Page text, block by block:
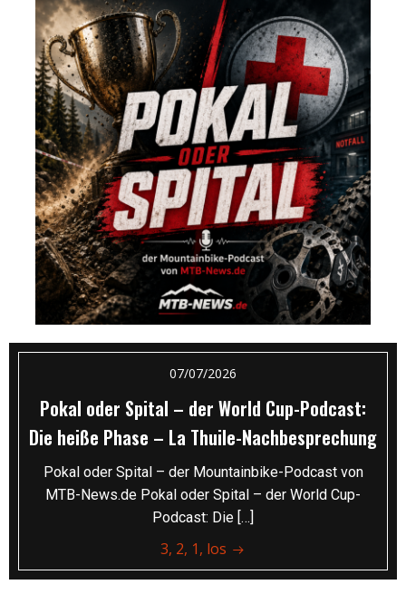
07/07/2026
Pokal oder Spital – der World Cup-Podcast:
Die heiße Phase – La Thuile-Nachbesprechung
Pokal oder Spital – der Mountainbike-Podcast von
MTB-News.de Pokal oder Spital – der World Cup-
Podcast: Die […]
3, 2, 1, los